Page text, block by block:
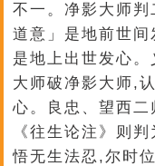
不一。净影大师
道意」是地前世间
是地上出世发心
大师破净影大师,
心。良忠、望西
《往生论注》则
悟无生法忍,尔时